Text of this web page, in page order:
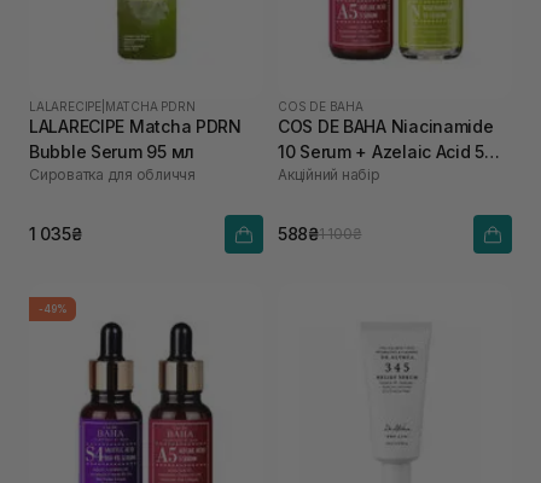
LALARECIPE MATCHA PDRN
LALARECIPE Matcha PDRN
Bubble Serum 95 мл
Сироватка для обличчя
1 035₴
COS DE BAHA
COS DE BAHA Niacinamide
10 Serum + Azelaic Acid 5
Serum
Акційний набір
588₴1 100₴
-49%